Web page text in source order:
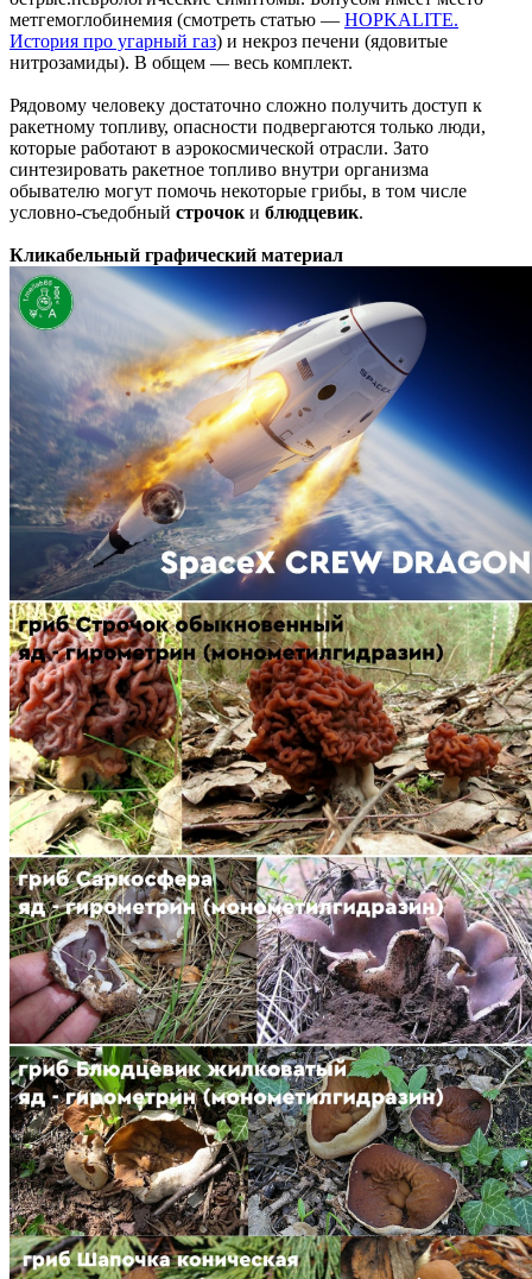
метгемоглобинемия (cмотреть статью — HOPKALITE.
История про угарный газ) и некроз печени (ядовитые
нитрозамиды). В общем — весь комплект.
Рядовому человеку достаточно сложно получить доступ к
ракетному топливу, опасности подвергаются только люди,
которые работают в аэрокосмической отрасли. Зато
синтезировать ракетное топливо внутри организма
обывателю могут помочь некоторые грибы, в том числе
условно-съедобный строчок и блюдцевик.
Кликабельный графический материал